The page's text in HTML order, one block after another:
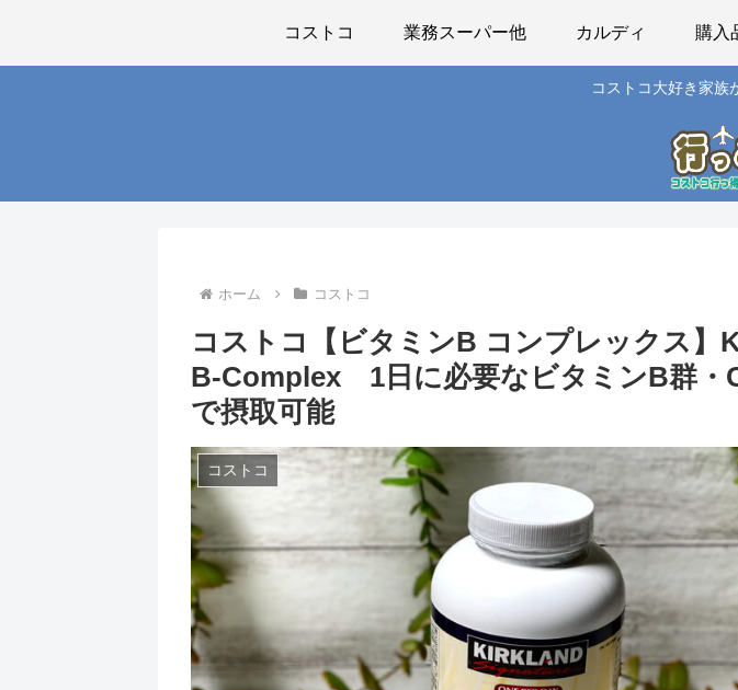
コストコ大好き家族
コストコ 業務スーパー他 カルディ 購入
ホーム コストコ
コストコ【ビタミンB コンプレックス】
B-Complex 1日に必要なビタミンB群・
で摂取可能
コストコ